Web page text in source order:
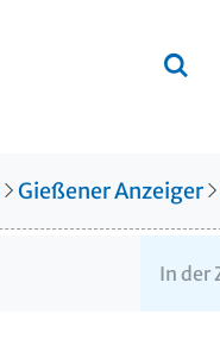
Gießener Anzeiger